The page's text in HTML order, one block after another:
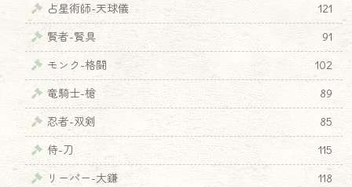
占星術師-天球儀
121
賢者-賢具
91
モンク-格闘
102
竜騎士-槍
89
忍者-双剣
85
侍-刀
115
リーパー-大鎌
118